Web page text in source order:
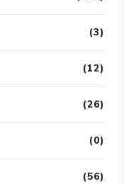
(3)
(12)
(26)
(0)
(56)